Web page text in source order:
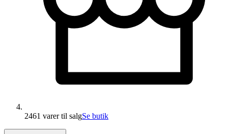
2461 varertil salgSe butik